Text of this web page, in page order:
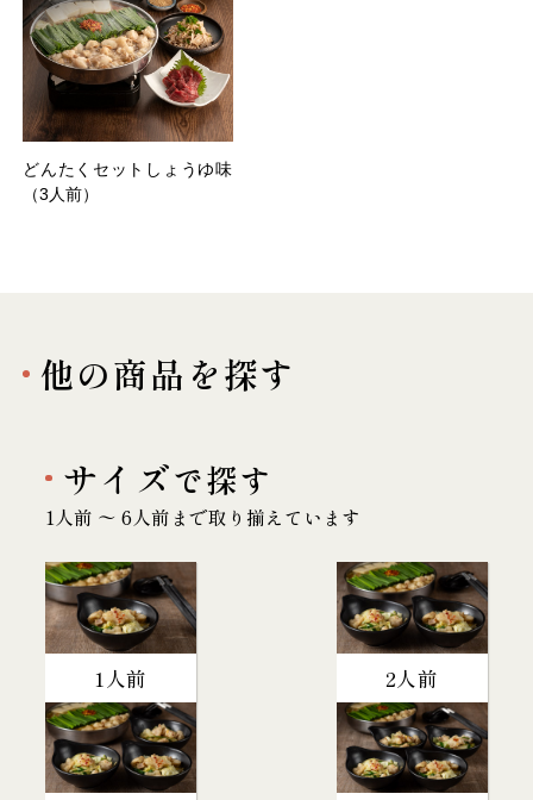
どんたくセットしょうゆ味
（3人前）
他の商品を探す
サイズで探す
1人前 〜 6人前まで取り揃えています
1人前 2人前